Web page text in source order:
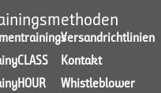
Versandrichtlinien
Kontakt
Whistleblower